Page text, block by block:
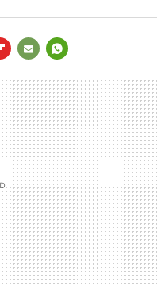
MAIL